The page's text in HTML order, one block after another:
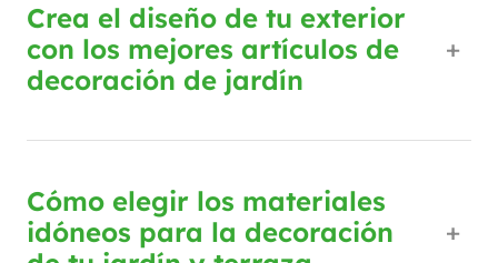
Crea el diseño de tu exterior
con los mejores artículos de
decoración de jardín
Cómo elegir los materiales
idóneos para la decoración